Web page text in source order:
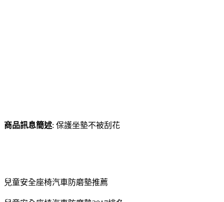
商品訊息簡述: 保護坐墊不被刮花
兒童安全座椅汽車防磨墊推薦